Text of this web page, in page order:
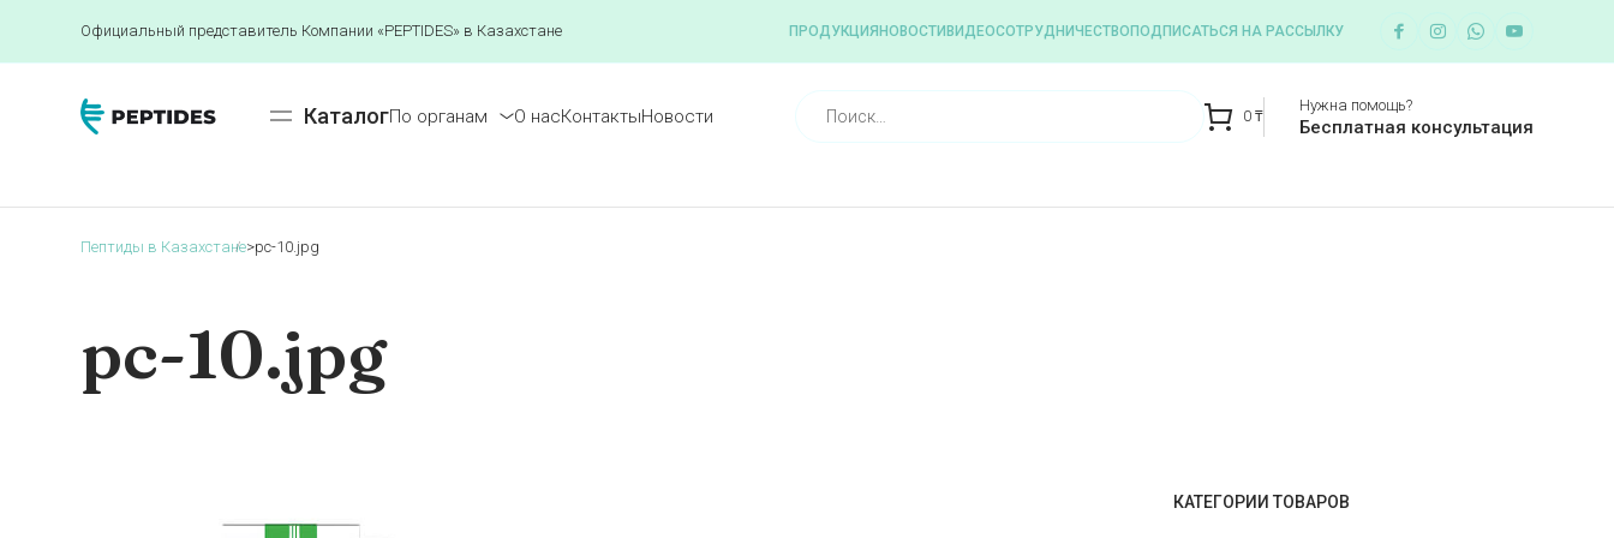
Официальный представитель Компании «PEPTIDES» в Казахстане ПРОДУКЦИЯ НОВОСТИ ВИДЕОСОТРУДНИЧЕСТВО ПОДПИСАТЬСЯ НА РАССЫЛКУ
КаталогПо органам О насКонтактыНовости 0 ₸
Нужна помощь?
Бесплатная консультация
Пептиды в Казахстане>pc-10.jpg
pc-10.jpg
КАТЕГОРИИ ТОВАРОВ